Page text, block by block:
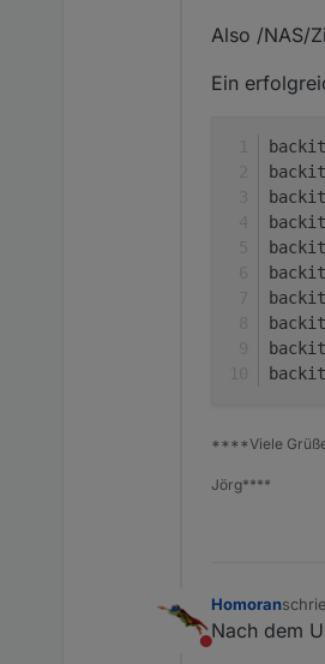
Also /NAS/
Ein
****Viele
Jörg****
Nicht stören
Homoran
Nach dem